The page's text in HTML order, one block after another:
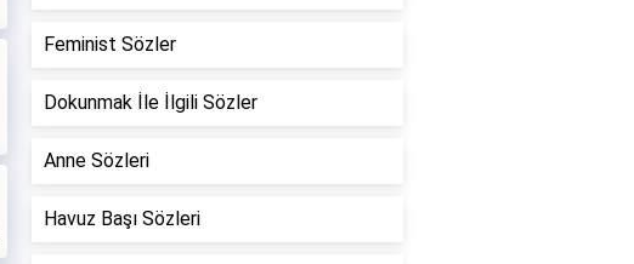
Feminist Sözler
Dokunmak İle İlgili Sözler
Anne Sözleri
Havuz Başı Sözleri